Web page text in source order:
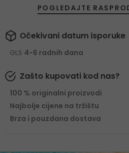
POGLEDAJTE
Očekivani datum isporuke
GLS 4-6 radnih dana
Zašto kupovati kod nas?
100 % originalni proizvodi
Najbolje cijene na tržištu
Brza i pouzdana dostava